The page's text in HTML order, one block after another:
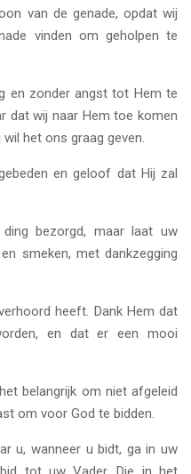
van de genade, opdat wij
vinden om geholpen te
en zonder angst tot Hem te
dat wij naar Hem toe komen
het ons graag geven.
en geloof dat Hij zal
bezorgd, maar laat uw
smeken, met dankzegging
heeft. Dank Hem dat
en dat er een mooi
belangrijk om niet afgeleid
om voor God te bidden.
u, wanneer u bidt, ga in uw